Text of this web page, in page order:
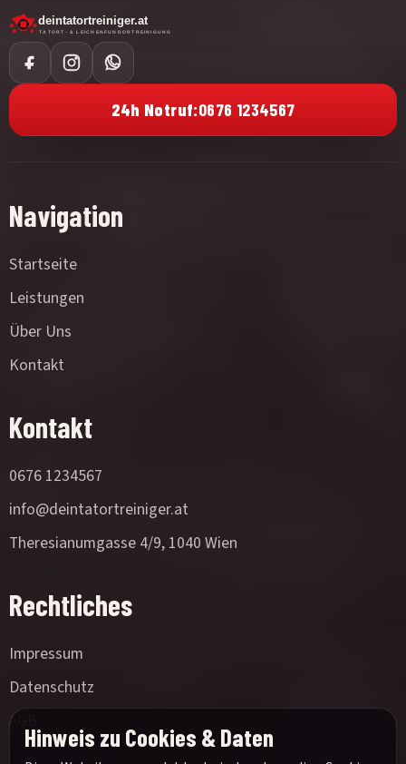
24h Notruf:0676 1234567
Navigation
Startseite
Leistungen
Über Uns
Kontakt
Kontakt
0676 1234567
info@deintatortreiniger.at
Theresianumgasse 4/9, 1040 Wien
Rechtliches
Impressum
Datenschutz
AGB
Hinweis zu Cookies & Daten